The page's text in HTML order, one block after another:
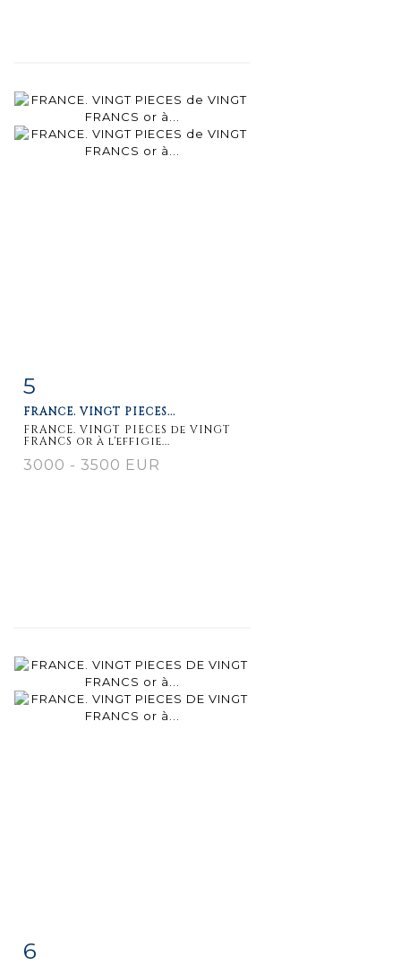
5
FRANCE. VINGT PIECES...
FRANCE. VINGT PIECES de VINGT
FRANCS or à l'effigie...
3000 - 3500 EUR
6